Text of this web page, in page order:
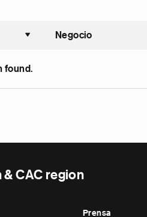
Ordenar
Negocio
found.
& CAC region
Prensa